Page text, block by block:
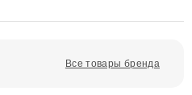
Все товары бренда